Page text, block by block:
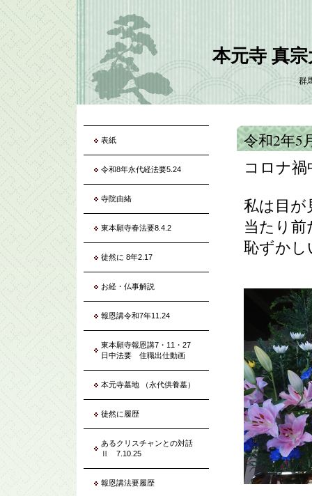
本元寺 真
群
令和2年5
コロナ
私は目
当たり
恥ずか
表紙
令和8年永代経法要5.24
寺院由緒
東本願寺春法要8.4.2
徒然に 8年2.17
お経・仏事解説
報恩講令和7年11.24
東本願寺報恩講7・11・27
日中法要 住職出仕動画
本元寺墓地 （永代供養墓）
徒然に履歴
あるクリスチャンとの対話
Ⅱ 7.10.25
報恩講法要履歴